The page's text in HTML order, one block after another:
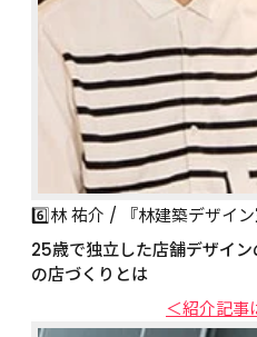
6️⃣林 祐介 / 『林建築デザイ
25歳で独立した店舗デザイ
の店づくりとは
＜紹介記事